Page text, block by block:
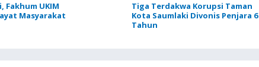
Fakhum UKIM
Masyarakat
Tiga Terdakwa Korupsi Taman
Kota Saumlaki Divonis Penjara 6
Tahun